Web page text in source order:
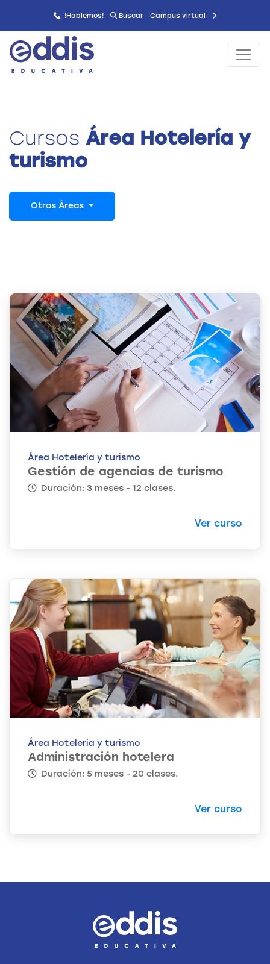
!Hablemos! Buscar Campus virtual
Cursos Área Hotelería y
turismo
Otras Áreas
Área Hotelería y turismo
Gestión de agencias de turismo
Duración: 3 meses - 12 clases.
Ver curso
Área Hotelería y turismo
Administración hotelera
Duración: 5 meses - 20 clases.
Ver curso